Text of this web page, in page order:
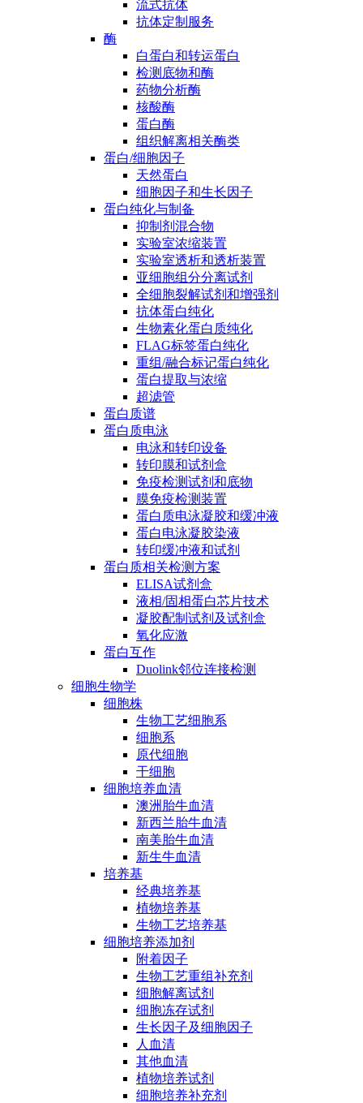
流式抗体
抗体定制服务
酶
白蛋白和转运蛋白
检测底物和酶
药物分析酶
核酸酶
蛋白酶
组织解离相关酶类
蛋白/细胞因子
天然蛋白
细胞因子和生长因子
蛋白纯化与制备
抑制剂混合物
实验室浓缩装置
实验室透析和透析装置
亚细胞组分分离试剂
全细胞裂解试剂和增强剂
抗体蛋白纯化
生物素化蛋白质纯化
FLAG标签蛋白纯化
重组/融合标记蛋白纯化
蛋白提取与浓缩
超滤管
蛋白质谱
蛋白质电泳
电泳和转印设备
转印膜和试剂盒
免疫检测试剂和底物
膜免疫检测装置
蛋白质电泳凝胶和缓冲液
蛋白电泳凝胶染液
转印缓冲液和试剂
蛋白质相关检测方案
ELISA试剂盒
液相/固相蛋白芯片技术
凝胶配制试剂及试剂盒
氧化应激
蛋白互作
Duolink邻位连接检测
细胞生物学
细胞株
生物工艺细胞系
细胞系
原代细胞
干细胞
细胞培养血清
澳洲胎牛血清
新西兰胎牛血清
南美胎牛血清
新生牛血清
培养基
经典培养基
植物培养基
生物工艺培养基
细胞培养添加剂
附着因子
生物工艺重组补充剂
细胞解离试剂
细胞冻存试剂
生长因子及细胞因子
人血清
其他血清
植物培养试剂
细胞培养补充剂